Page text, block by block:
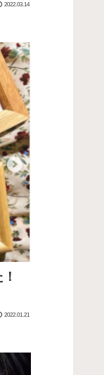
2022.03.14
2022.01.21